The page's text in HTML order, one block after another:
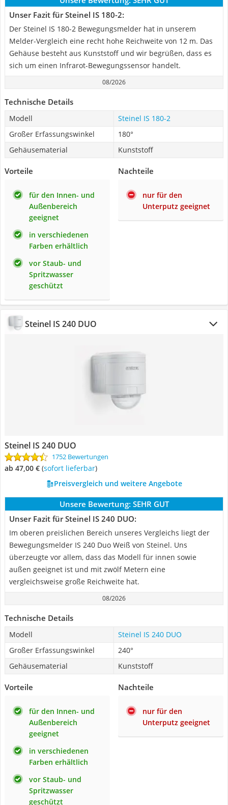
Unser Fazit für Steinel IS 180-2:
Der Steinel IS 180-2 Bewegungsmelder hat in unserem
Melder-Vergleich eine recht hohe Reichweite von 12 m. Das
Gehäuse besteht aus Kunststoff und wir begrüßen, dass es
sich um einen Infrarot-Bewegungssensor handelt.
08/2026
Technische Details
Modell
Steinel IS 180-2
Großer Erfassungswinkel
180°
Gehäusematerial
Kunststoff
Vorteile
für den Innen- und
Außenbereich
geeignet
in verschiedenen
Farben erhältlich
vor Staub- und
Spritzwasser
geschützt
Nachteile
nur für den
Unterputz geeignet
Steinel IS 240 DUO
Steinel IS 240 DUO
1752 Bewertungen
ab 47,00 € ( Sofort lieferbar)
Preisvergleich und weitere Angebote
Unsere Bewertung: SEHR GUT
Unser Fazit für Steinel IS 240 DUO:
Im oberen preislichen Bereich unseres Vergleichs liegt der
Bewegungsmelder IS 240 Duo Weiß von Steinel. Uns
überzeugte vor allem, dass das Modell für innen sowie
außen geeignet ist und mit zwölf Metern eine
vergleichsweise große Reichweite hat.
08/2026
Technische Details
Modell
Steinel IS 240 DUO
Großer Erfassungswinkel
240°
Gehäusematerial
Kunststoff
Vorteile
für den Innen- und
Außenbereich
geeignet
in verschiedenen
Farben erhältlich
vor Staub- und
Spritzwasser
geschützt
Nachteile
nur für den
Unterputz geeignet